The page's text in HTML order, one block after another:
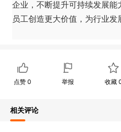
企业，不断提升可持续发展能
员工创造更大价值，为行业发
点赞0 举报 收藏
相关评论